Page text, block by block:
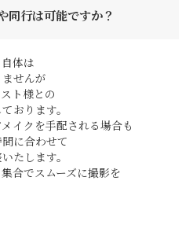
同行は可能ですか？
体は
せんが
ト様との
おります。
イクを手配される場合も
に合わせて
たします。
合でスムーズに撮影を